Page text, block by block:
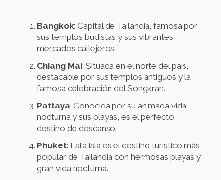
Bangkok: Capital de Tailandia, famosa por
sus templos budistas y sus vibrantes
mercados callejeros.
Chiang Mai: Situada en el norte del país,
destacable por sus templos antiguos y la
famosa celebración del Songkran.
Pattaya: Conocida por su animada vida
nocturna y sus playas, es el perfecto
destino de descanso.
Phuket: Esta isla es el destino turístico más
popular de Tailandia con hermosas playas y
gran vida nocturna.